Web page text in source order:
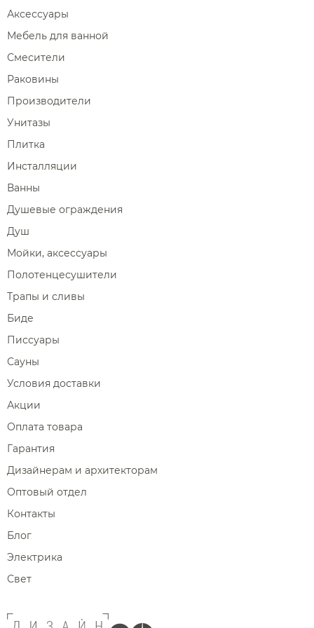
Аксессуары
Мебель для ванной
Смесители
Раковины
Производители
Унитазы
Плитка
Инсталляции
Ванны
Душевые ограждения
Душ
Мойки, аксессуары
Полотенцесушители
Трапы и сливы
Биде
Писсуары
Сауны
Условия доставки
Акции
Оплата товара
Гарантия
Дизайнерам и архитекторам
Оптовый отдел
Контакты
Блог
Электрика
Свет